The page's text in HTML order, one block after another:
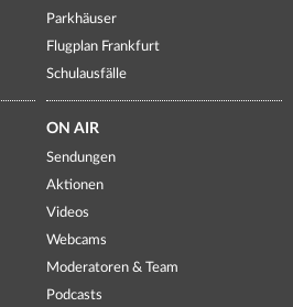
Parkhäuser
Flugplan Frankfurt
Schulausfälle
ON AIR
Sendungen
Aktionen
Videos
Webcams
Moderatoren & Team
Podcasts